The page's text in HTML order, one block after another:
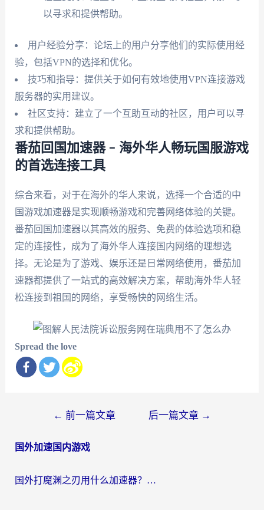
以寻求和提供帮助。
用户经验分享：论坛上的用户分享他们的实际使用经
验，包括VPN的选择和优化。
技巧和指导：提供关于如何有效地使用VPN连接游戏
服务器的实用建议。
社区支持：建立了一个互助互动的社区，用户可以寻
求和提供帮助。
番茄回国加速器 – 海外华人畅玩国服游戏
的首选连接工具
综合来看，对于在海外的华人来说，选择一个合适的中
国游戏加速器是实现顺畅游戏和完善网络体验的关键。
番茄回国加速器以其高效的服务、免费的体验选项和稳
定的连接性，成为了海外华人连接国内网络的理想选
择。无论是为了游戏、娱乐还是日常网络使用，番茄加
速器都提供了一站式的高效解决方案，帮助海外华人轻
松连接到祖国的网络，享受畅快的网络生活。
Spread the love
导
← 前一篇文章 后一篇文章 →
国外加速国内游戏
国外打魔渊之刃用什么加速器？2026海外玩家国服游戏加速全攻略（附闪耀暖暖&复苏的魔女避坑指南）